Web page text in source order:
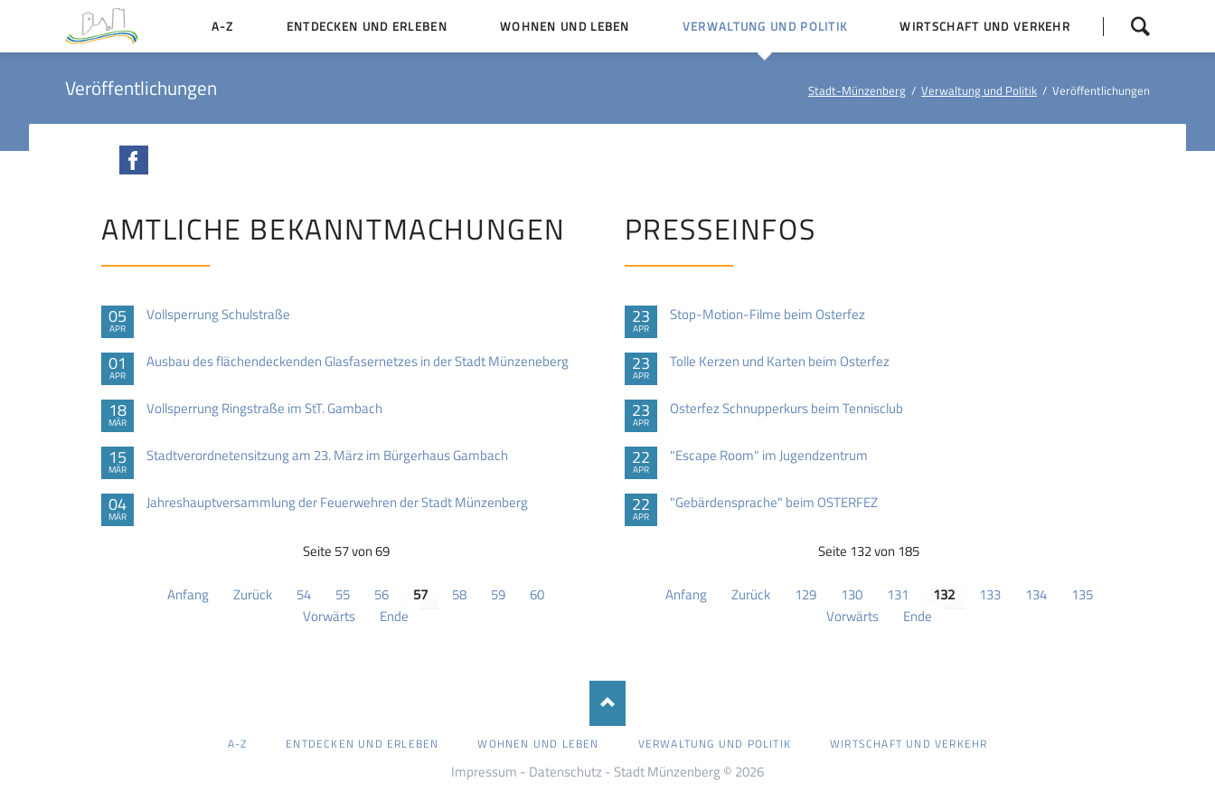
überspringen
A-Z ENTDECKEN UND ERLEBEN WOHNEN UND LEBEN VERWALTUNG UND POLITIK
Politische Gremien
WIRTSCHAFT UND VERKEHR
Veröffentlichungen Stadt-Münzenberg Verwaltung und Politik Veröffentlichungen
AMTLICHE BEKANNTMACHUNGEN
05
APR
Vollsperrung Schulstraße
01
APR
Ausbau des flächendeckenden Glasfasernetzes in der Stadt Münzeneberg
18
MÄR
Vollsperrung Ringstraße im StT. Gambach
15
MÄR
Stadtverordnetensitzung am 23. März im Bürgerhaus Gambach
04
MÄR
Jahreshauptversammlung der Feuerwehren der Stadt Münzenberg
Seite 57 von 69
Anfang Zurück 54 55 56 57 58 59
60
Vorwärts
Ende
PRESSEINFOS
23
APR
Stop-Motion-Filme beim Osterfez
23
APR
Tolle Kerzen und Karten beim Osterfez
23
APR
Osterfez Schnupperkurs beim Tennisclub
22
APR
"Escape Room" im Jugendzentrum
22
APR
"Gebärdensprache" beim OSTERFEZ
Seite 132 von 185
Anfang Zurück 129 130 131 132 133 134
135
Vorwärts
Ende
ÜBERSPRINGEN
A-Z ENTDECKEN UND ERLEBEN WOHNEN UND LEBEN VERWALTUNG UND POLITIK WIRTSCHAFT UND VERKEHR
Impressum - Datenschutz - Stadt Münzenberg © 2026